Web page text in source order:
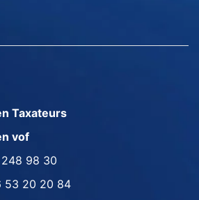
Taxateurs
vof
248 98 30
53 20 20 84